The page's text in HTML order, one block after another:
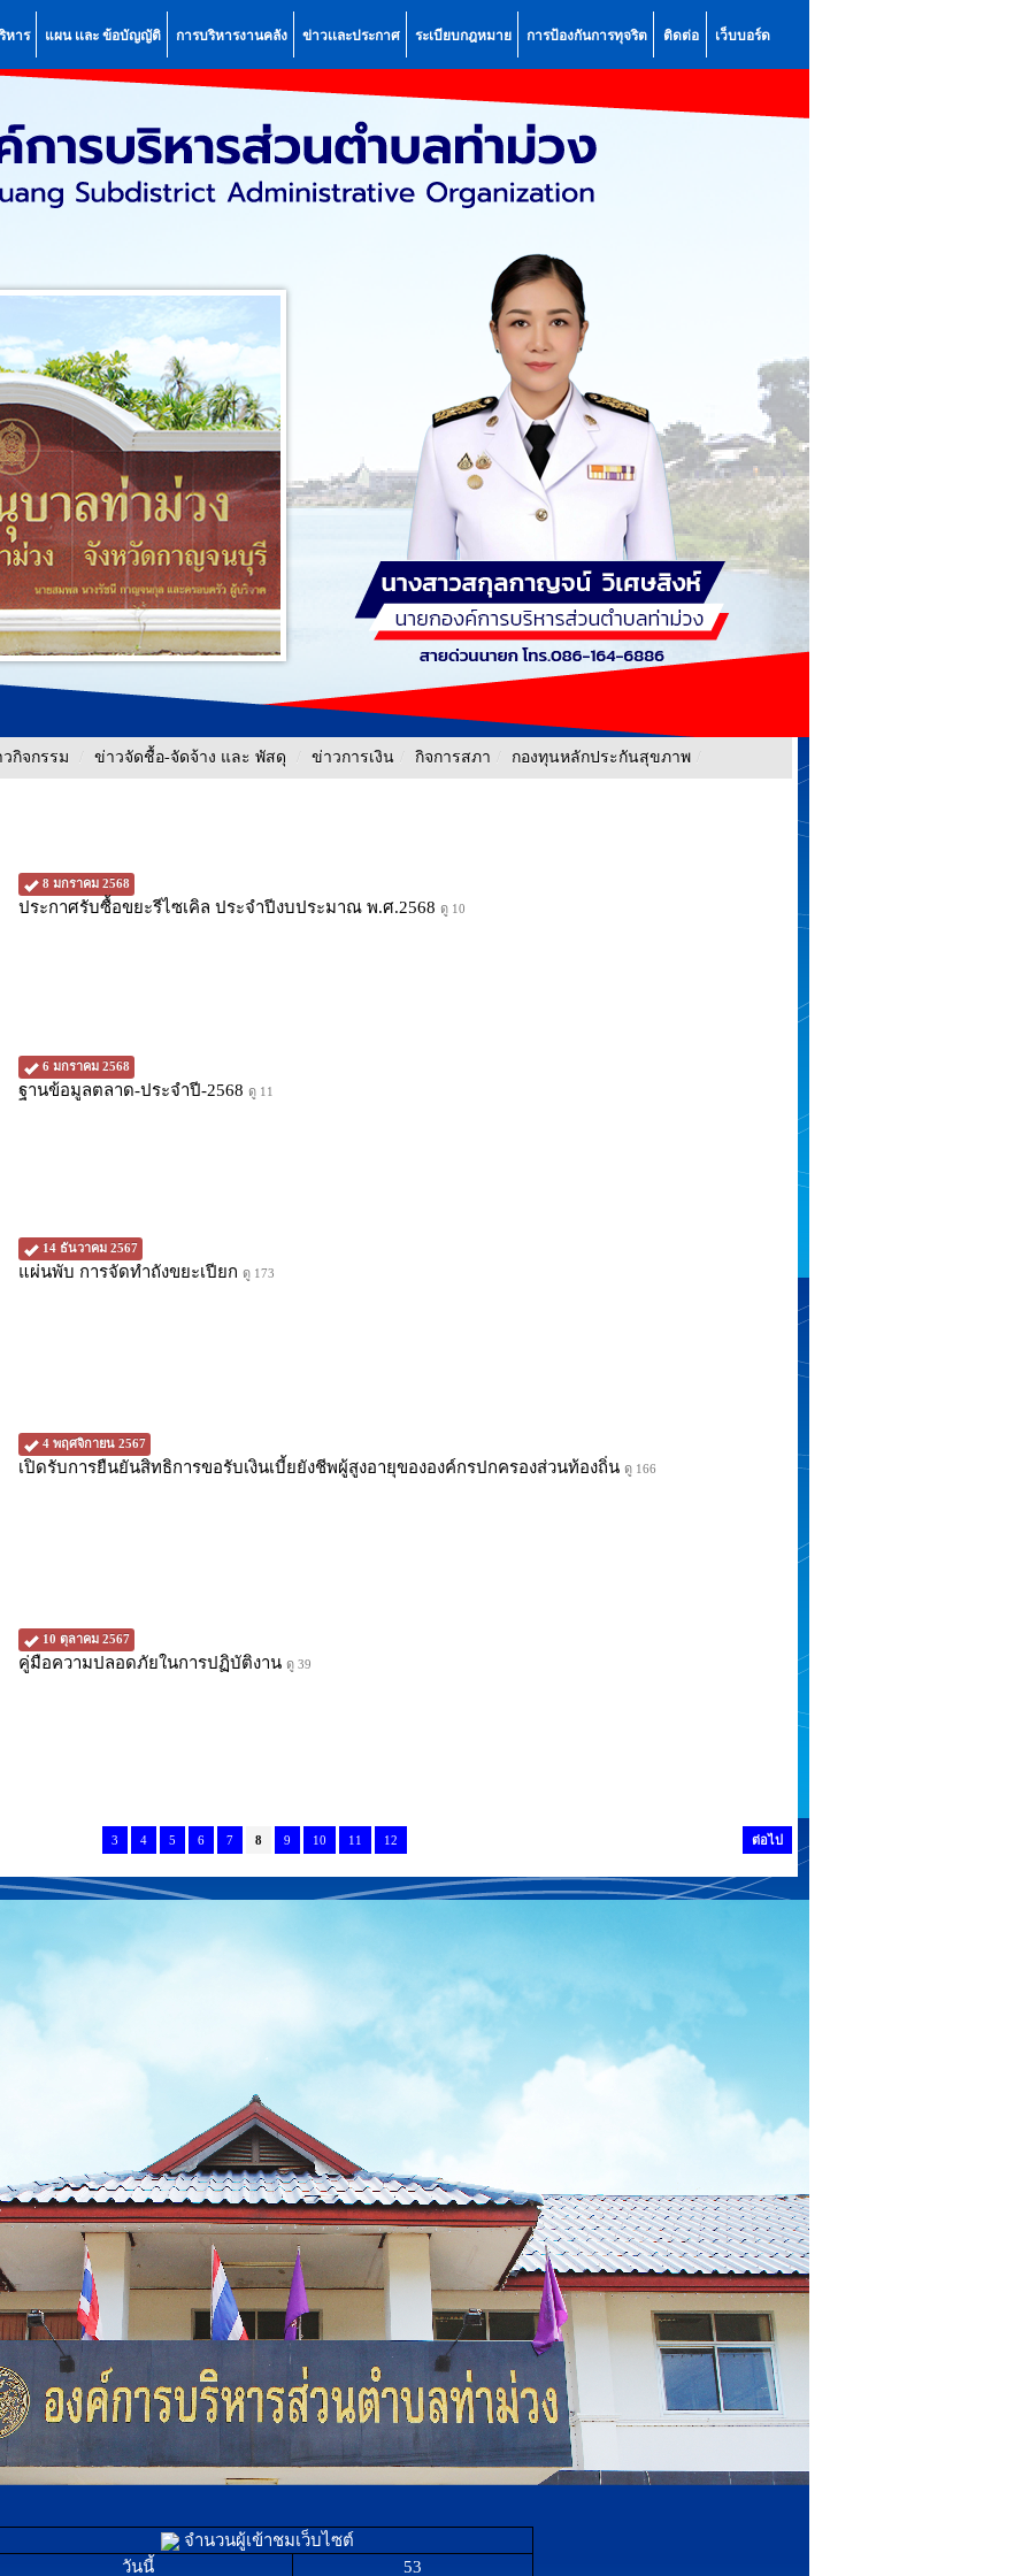
หาร แผน เเละ ข้อบัญญัติ การบริหารงานคลัง ข่าวเเละประกาศ ระเบียบกฎหมาย การป้องกันการทุจริต ติดต่อ เว็บบอร์ด
กิจกรรม / ข่าวจัดชื้อ-จัดจ้าง และ พัสดุ / ข่าวการเงิน / กิจการสภา / กองทุนหลักประกันสุขภาพ /
8 มกราคม 2568
ประกาศรับซื้อขยะรีไซเคิล ประจำปีงบประมาณ พ.ศ.2568ดู 10
6 มกราคม 2568
ฐานข้อมูลตลาด-ประจำปี-2568ดู 11
14 ธันวาคม 2567
แผ่นพับ การจัดทำถังขยะเปียกดู 173
4 พฤศจิกายน 2567
เปิดรับการยืนยันสิทธิการขอรับเงินเบี้ยยังชีพผู้สูงอายุขององค์กรปกครองส่วนท้องถิ่นดู 166
10 ตุลาคม 2567
คู่มือความปลอดภัยในการปฏิบัติงานดู 39
3 4 5 6 7 8 9 10 11 12 ต่อไป
จำนวนผู้เข้าชมเว็บไซต์
วันนี้
53